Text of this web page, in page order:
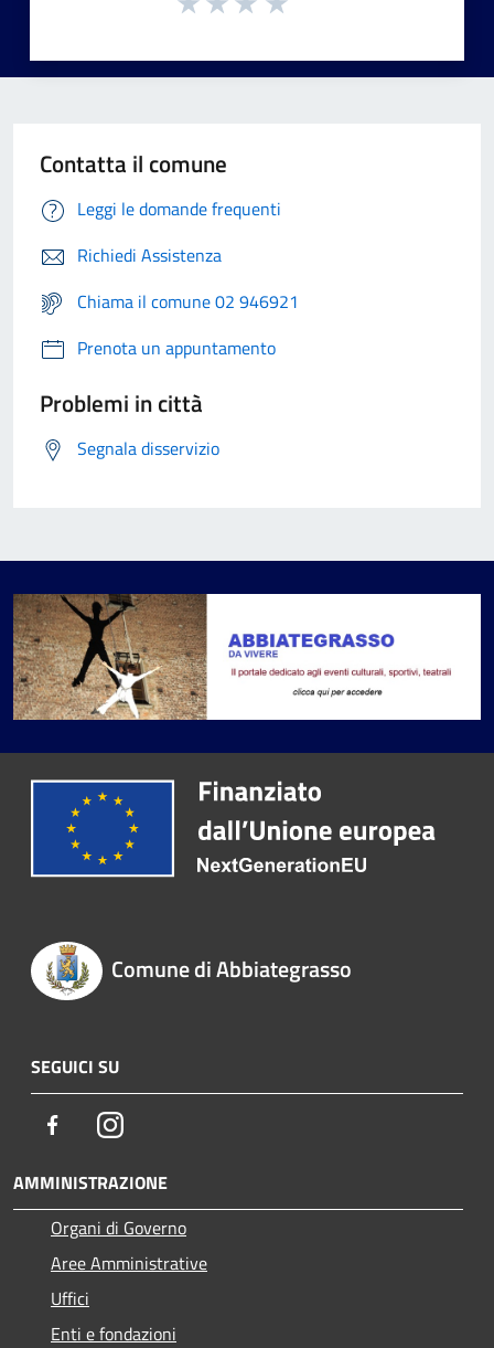
Contatta il comune
Leggi le domande frequenti
Richiedi Assistenza
Chiama il comune 02 946921
Prenota un appuntamento
Problemi in città
Segnala disservizio
Comune di Abbiategrasso
SEGUICI SU
FacebookInstagram
AMMINISTRAZIONE
Organi di Governo
Aree Amministrative
Uffici
Enti e fondazioni